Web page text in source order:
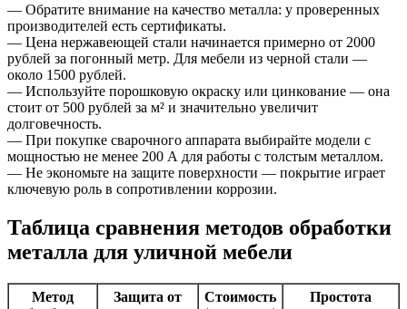
— Обратите внимание на качество металла: у проверенных
производителей есть сертификаты.
— Цена нержавеющей стали начинается примерно от 2000
рублей за погонный метр. Для мебели из черной стали —
около 1500 рублей.
— Используйте порошковую окраску или цинкование — она
стоит от 500 рублей за м² и значительно увеличит
долговечность.
— При покупке сварочного аппарата выбирайте модели с
мощностью не менее 200 А для работы с толстым металлом.
— Не экономьте на защите поверхности — покрытие играет
ключевую роль в сопротивлении коррозии.
Таблица сравнения методов обработки
металла для уличной мебели
Метод
Защита от
Стоимость
Простота